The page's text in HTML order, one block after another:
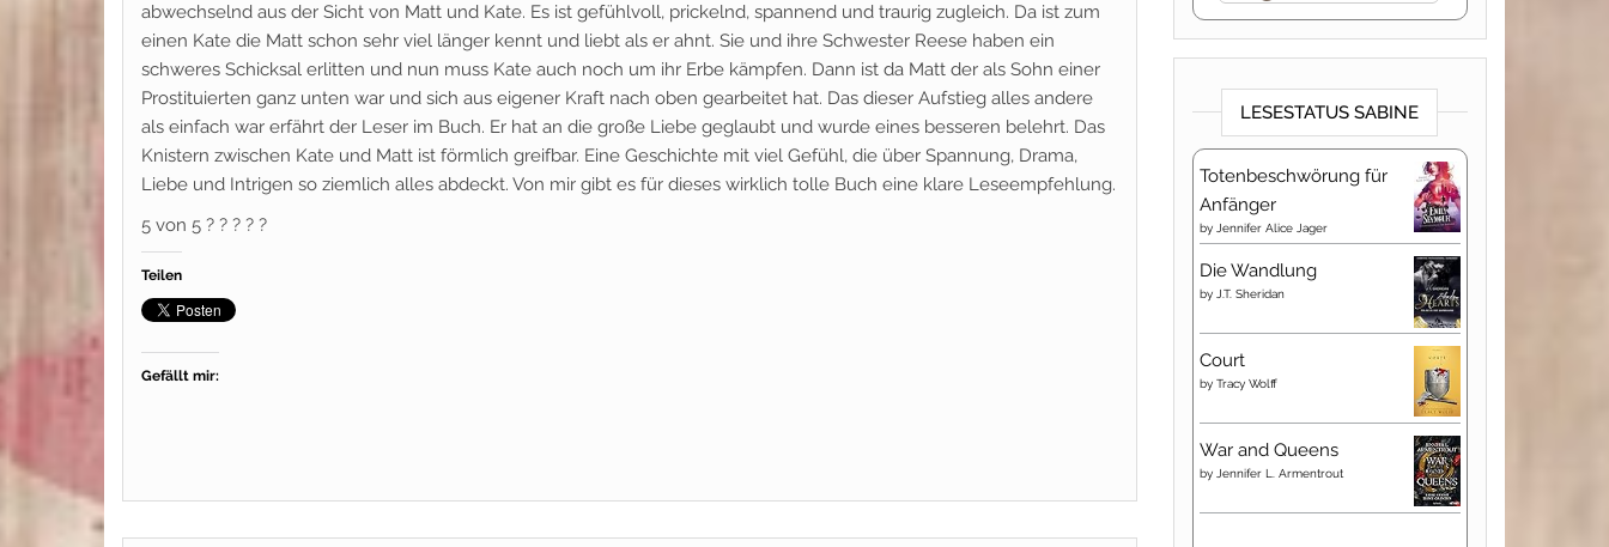
abwechselnd aus der Sicht von Matt und Kate. Es ist gefühlvoll, prickelnd, spannend und traurig zugleich. Da ist zum
einen Kate die Matt schon sehr viel länger kennt und liebt als er ahnt. Sie und ihre Schwester Reese haben ein
schweres Schicksal erlitten und nun muss Kate auch noch um ihr Erbe kämpfen. Dann ist da Matt der als Sohn einer
Prostituierten ganz unten war und sich aus eigener Kraft nach oben gearbeitet hat. Das dieser Aufstieg alles andere
als einfach war erfährt der Leser im Buch. Er hat an die große Liebe geglaubt und wurde eines besseren belehrt. Das
Knistern zwischen Kate und Matt ist förmlich greifbar. Eine Geschichte mit viel Gefühl, die über Spannung, Drama,
Liebe und Intrigen so ziemlich alles abdeckt. Von mir gibt es für dieses wirklich tolle Buch eine klare Leseempfehlung.
5 von 5 ? ? ? ? ?
Teilen
Gefällt mir:
LESESTATUS SABINE
Totenbeschwörung für
Anfänger
by Jennifer Alice Jager
Die Wandlung
by J.T. Sheridan
Court
by Tracy Wolff
War and Queens
by Jennifer L. Armentrout